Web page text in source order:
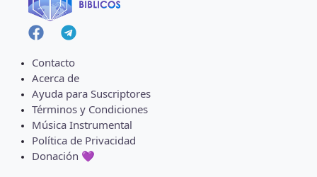
Contacto
Acerca de
Ayuda para Suscriptores
Términos y Condiciones
Música Instrumental
Política de Privacidad
Donación 💜